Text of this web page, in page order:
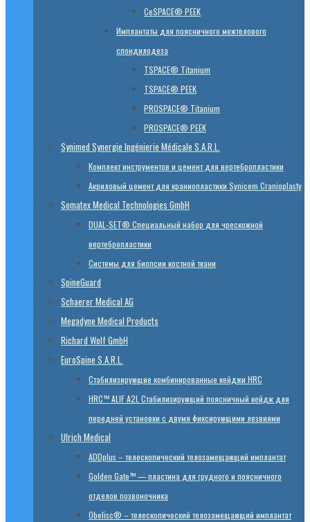
CeSPACE® PEEK
Имплантаты для поясничного межтелового
спондилодеза
TSPACE® Titanium
TSPACE® PEEK
PROSPACE® Titanium
PROSPACE® PEEK
Synimed Synergie Ingénierie Médicale S.A.R.L.
Комплект инструментов и цемент для вертебропластики
Акриловый цемент для краниопластики Synicem Cranioplasty
Somatex Medical Technologies GmbH
DUAL-SET® Специальный набор для чрескожной
вертебропластики
Системы для биопсии костной ткани
SpineGuard
Schaerer Medical AG
Megadyne Medical Products
Richard Wolf GmbH
EuroSpine S.A.R.L.
Стабилизирующие комбинированные кейджи HRC
HRC™ ALIF A2L Стабилизирующий поясничный кейдж для
передней установки с двумя фиксирующими лезвиями
Ulrich Medical
ADDplus – телескопический телозамещающий имплантат
Golden Gate™ — пластина для грудного и поясничного
отделов позвоночника
Obelisc® – телескопический телозамещающий имплантат